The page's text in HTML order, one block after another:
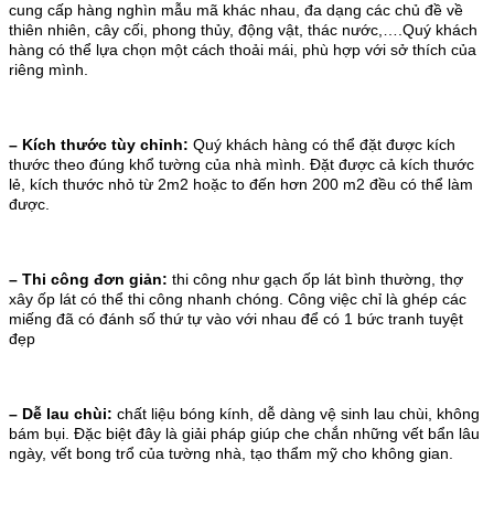
cung cấp hàng nghìn mẫu mã khác nhau, đa dạng các chủ đề về
thiên nhiên, cây cối, phong thủy, động vật, thác nước,….Quý khách
hàng có thể lựa chọn một cách thoải mái, phù hợp với sở thích của
riêng mình.
– Kích thước tùy chỉnh: Quý khách hàng có thể đặt được kích
thước theo đúng khổ tường của nhà mình. Đặt được cả kích thước
lẻ, kích thước nhỏ từ 2m2 hoặc to đến hơn 200 m2 đều có thể làm
được.
– Thi công đơn giản: thi công như gạch ốp lát bình thường, thợ
xây ốp lát có thể thi công nhanh chóng. Công việc chỉ là ghép các
miếng đã có đánh số thứ tự vào với nhau để có 1 bức tranh tuyệt
đẹp
– Dễ lau chùi: chất liệu bóng kính, dễ dàng vệ sinh lau chùi, không
bám bụi. Đặc biệt đây là giải pháp giúp che chắn những vết bẩn lâu
ngày, vết bong trổ của tường nhà, tạo thẩm mỹ cho không gian.